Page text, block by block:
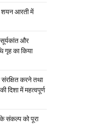
शयन आरती में
सूर्यकांत और
गृह का किया
संरक्षित करने तथा
दिशा में महत्वपूर्ण
संकल्प को पूरा